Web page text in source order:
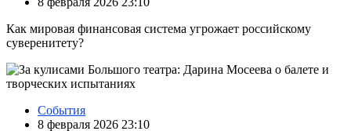
Как мировая финансовая система угрожает российскому
суверенитету?
События
8 февраля 2026 23:10